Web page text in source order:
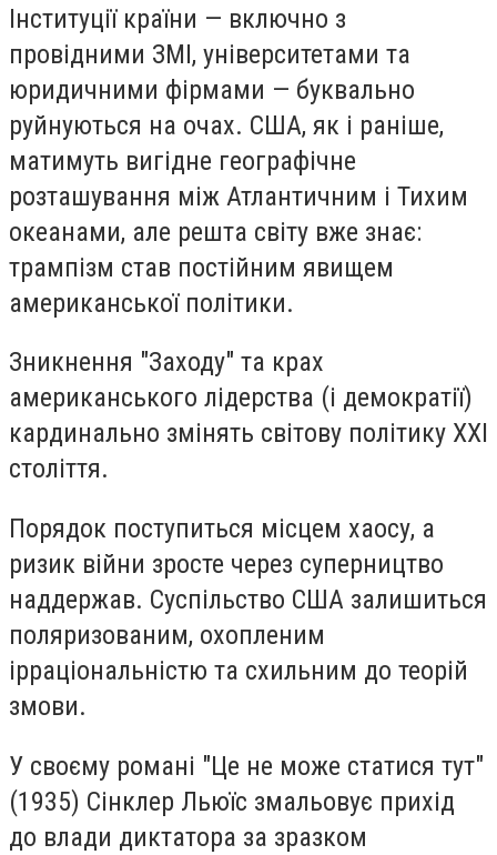
Інституції країни — включно з
провідними ЗМІ, університетами та
юридичними фірмами — буквально
руйнуються на очах. США, як і раніше,
матимуть вигідне географічне
розташування між Атлантичним і Тихим
океанами, але решта світу вже знає:
трампізм став постійним явищем
американської політики.
Зникнення "Заходу" та крах
американського лідерства (і демократії)
кардинально змінять світову політику XXI
століття.
Порядок поступиться місцем хаосу, а
ризик війни зросте через суперництво
наддержав. Суспільство США залишиться
поляризованим, охопленим
ірраціональністю та схильним до теорій
змови.
У своєму романі "Це не може статися тут"
(1935) Сінклер Льюїс змальовує прихід
до влади диктатора за зразком